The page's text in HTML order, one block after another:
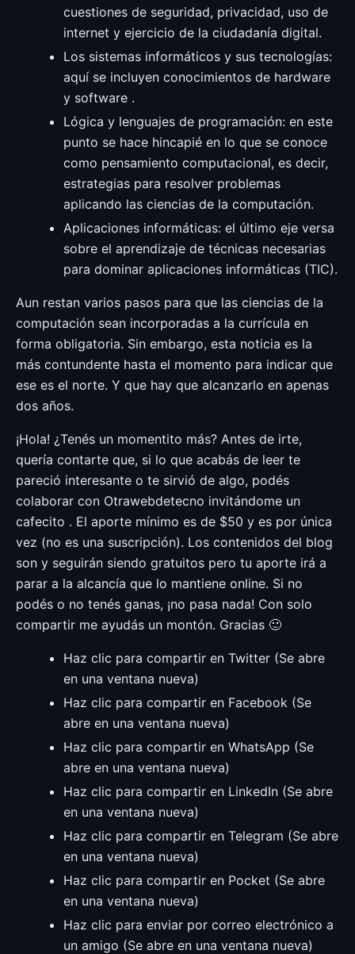
cuestiones de seguridad, privacidad, uso de
internet y ejercicio de la ciudadanía digital.
Los sistemas informáticos y sus tecnologías:
aquí se incluyen conocimientos de hardware
y software .
Lógica y lenguajes de programación: en este
punto se hace hincapié en lo que se conoce
como pensamiento computacional, es decir,
estrategias para resolver problemas
aplicando las ciencias de la computación.
Aplicaciones informáticas: el último eje versa
sobre el aprendizaje de técnicas necesarias
para dominar aplicaciones informáticas (TIC).
Aun restan varios pasos para que las ciencias de la
computación sean incorporadas a la currícula en
forma obligatoria. Sin embargo, esta noticia es la
más contundente hasta el momento para indicar que
ese es el norte. Y que hay que alcanzarlo en apenas
dos años.
¡Hola! ¿Tenés un momentito más? Antes de irte,
quería contarte que, si lo que acabás de leer te
pareció interesante o te sirvió de algo, podés
colaborar con Otrawebdetecno invitándome un
cafecito . El aporte mínimo es de $50 y es por única
vez (no es una suscripción). Los contenidos del blog
son y seguirán siendo gratuitos pero tu aporte irá a
parar a la alcancía que lo mantiene online. Si no
podés o no tenés ganas, ¡no pasa nada! Con solo
compartir me ayudás un montón. Gracias 🙂
Haz clic para compartir en Twitter (Se abre
en una ventana nueva)
Haz clic para compartir en Facebook (Se
abre en una ventana nueva)
Haz clic para compartir en WhatsApp (Se
abre en una ventana nueva)
Haz clic para compartir en LinkedIn (Se abre
en una ventana nueva)
Haz clic para compartir en Telegram (Se abre
en una ventana nueva)
Haz clic para compartir en Pocket (Se abre
en una ventana nueva)
Haz clic para enviar por correo electrónico a
un amigo (Se abre en una ventana nueva)